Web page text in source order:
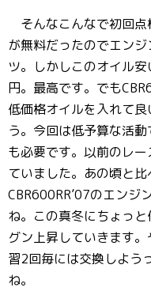
そんなこんなで初回点
が無料だったのでエン
ツ。しかしこのオイル
円。最高です。でも
低価格オイルを入れて
う。今回は低予算な活
も必要です。以前のレ
ていました。あの頃と
CBR600RR’07のエンジ
ね。この真冬にちょっ
グン上昇していきます
習2回毎には交換しよう
ね。